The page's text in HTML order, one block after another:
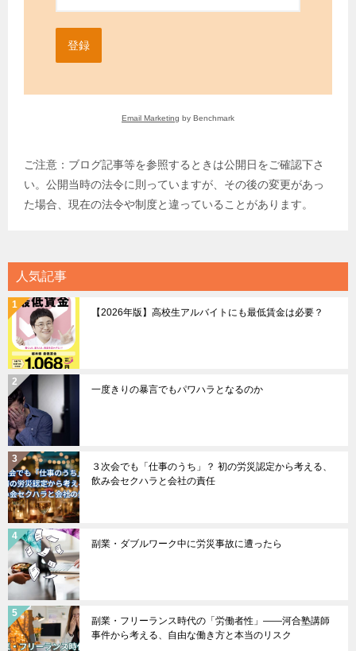
登録
Email Marketing by Benchmark
ご注意：ブログ記事等を参照するときは公開日をご確認下さ
い。公開当時の法令に則っていますが、その後の変更があっ
た場合、現在の法令や制度と違っていることがあります。
人気記事
【2026年版】高校生アルバイトにも最低賃金は必要？
一度きりの暴言でもパワハラとなるのか
３次会でも「仕事のうち」？ 初の労災認定から考える、
飲み会セクハラと会社の責任
副業・ダブルワーク中に労災事故に遭ったら
副業・フリーランス時代の「労働者性」――河合塾講師
事件から考える、自由な働き方と本当のリスク